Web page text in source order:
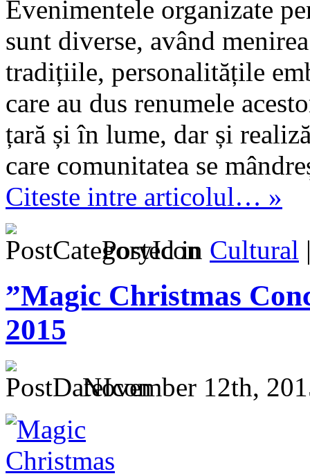
Evenimentele organizate
sunt diverse, având
tradițiile, personalitățile
care au dus renumele
țară și în lume, dar și
care comunitatea se
Citeste intre articolul… »
Posted in Cultural
”Magic Christmas
2015
November 12th,